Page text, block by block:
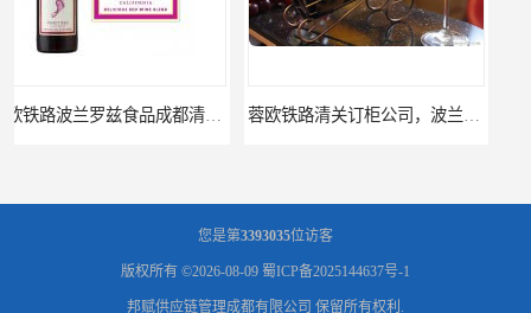
蓉欧铁路清关订柜公司，波兰德国蓉欧铁路门到门
您是第3393035位访客
版权所有 ©2026-08-09 蜀ICP备2025144637号-1
邦赋供应链管理成都有限公司 保留所有权利.